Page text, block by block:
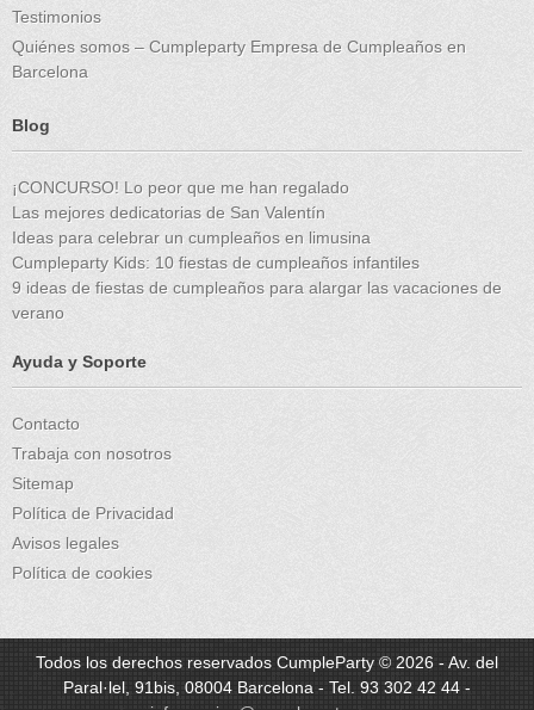
Testimonios
Quiénes somos – Cumpleparty Empresa de Cumpleaños en
Barcelona
Blog
¡CONCURSO! Lo peor que me han regalado
Las mejores dedicatorias de San Valentín
Ideas para celebrar un cumpleaños en limusina
Cumpleparty Kids: 10 fiestas de cumpleaños infantiles
9 ideas de fiestas de cumpleaños para alargar las vacaciones de
verano
Ayuda y Soporte
Contacto
Trabaja con nosotros
Sitemap
Política de Privacidad
Avisos legales
Política de cookies
Todos los derechos reservados CumpleParty © 2026 - Av. del
Paral·lel, 91bis, 08004 Barcelona - Tel. 93 302 42 44 -